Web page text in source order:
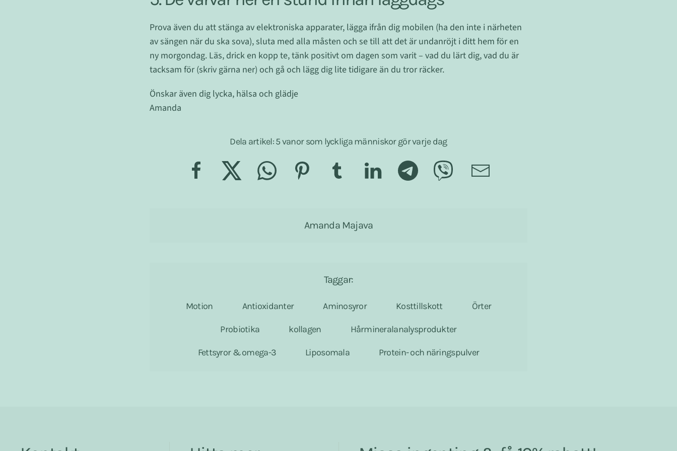
Prova även du att stänga av elektroniska apparater, lägga ifrån dig mobilen (ha den inte i närheten
av sängen när du ska sova), sluta med alla måsten och se till att det är undanröjt i ditt hem för en
ny morgondag. Läs, drick en kopp te, tänk positivt om dagen som varit – vad du lärt dig, vad du är
tacksam för (skriv gärna ner) och gå och lägg dig lite tidigare än du tror räcker.
Önskar även dig lycka, hälsa och glädje
Amanda
Dela artikel: 5 vanor som lyckliga människor gör varje dag
Amanda Majava
Taggar:
Motion Antioxidanter Aminosyror Kosttillskott Örter
Probiotika kollagen Hårmineralanalysprodukter
Fettsyror & omega-3 Liposomala Protein- och näringspulver